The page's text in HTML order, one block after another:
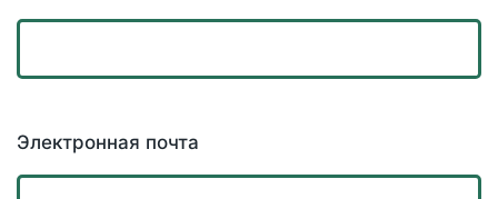
Электронная почта